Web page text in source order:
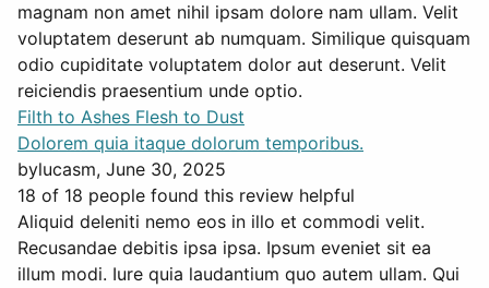
magnam non amet nihil ipsam dolore nam ullam. Velit
voluptatem deserunt ab numquam. Similique quisquam
odio cupiditate voluptatem dolor aut deserunt. Velit
reiciendis praesentium unde optio.
Filth to Ashes Flesh to Dust
Dolorem quia itaque dolorum temporibus.
bylucasm, June 30, 2025
18 of 18 people found this review helpful
Aliquid deleniti nemo eos in illo et commodi velit.
Recusandae debitis ipsa ipsa. Ipsum eveniet sit ea
illum modi. Iure quia laudantium quo autem ullam. Qui